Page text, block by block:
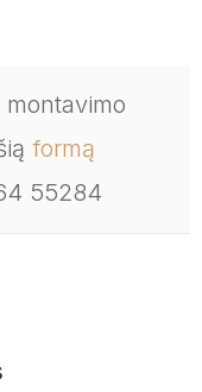
formą
55284